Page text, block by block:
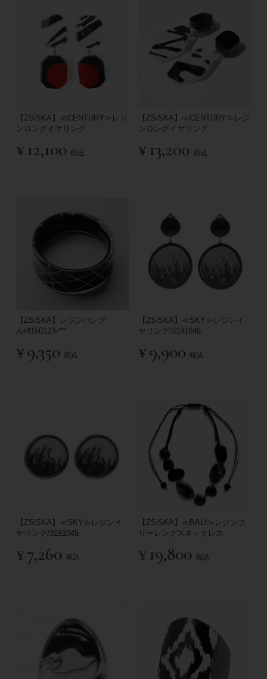
【ZSiSKA】≪CENTURY≫レジ
ンロングイヤリング
¥ 12,100 税込
【ZSiSKA】≪CENTURY≫レジ
ンロングイヤリング
¥ 13,200 税込
【ZSiSKA】レジンバング
ル/4150123-***
¥9,350 税込
【ZSiSKA】≪SKY≫レジンイ
ヤリング/3191046
¥9,900 税込
【ZSiSKA】≪SKY≫レジンイ
ヤリング/3191045
¥7,260 税込
【ZSiSKA】≪BALI≫レジンフ
リーレングスネックレス
¥ 19,800 税込